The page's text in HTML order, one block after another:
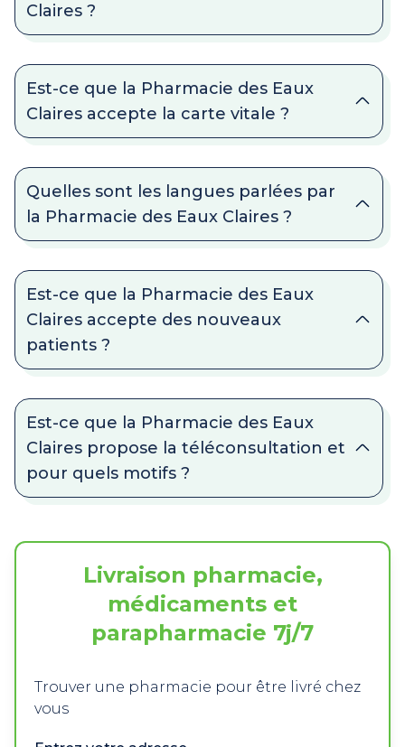
Claires ?
Est-ce que la Pharmacie des Eaux
Claires accepte la carte vitale ?
Quelles sont les langues parlées par
la Pharmacie des Eaux Claires ?
Est-ce que la Pharmacie des Eaux
Claires accepte des nouveaux
patients ?
Est-ce que la Pharmacie des Eaux
Claires propose la téléconsultation et
pour quels motifs ?
Livraison pharmacie,
médicaments et
parapharmacie 7j/7
Trouver une pharmacie pour être livré chez
vous